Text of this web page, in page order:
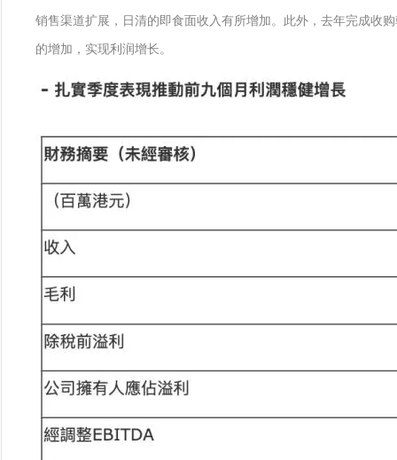
销售渠道扩展，日清的即食面收入有所增加。此外，去年完成收
的增加，实现利润增长。